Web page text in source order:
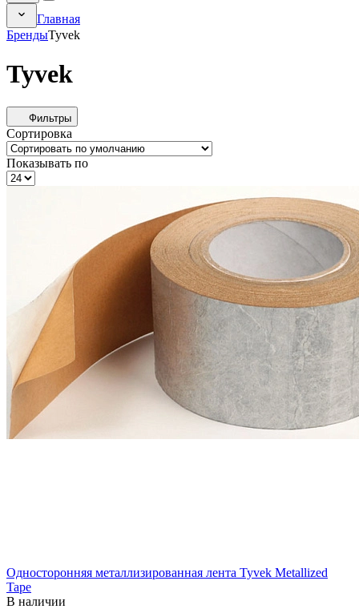
Главная
БрендыTyvek
Tyvek
Фильтры
Сортировка
Показывать по
Односторонняя металлизированная лента Tyvek Metallized
Tape
В наличии